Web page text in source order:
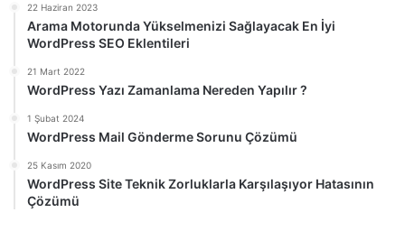
22 Haziran 2023
Arama Motorunda Yükselmenizi Sağlayacak En İyi
WordPress SEO Eklentileri
21 Mart 2022
WordPress Yazı Zamanlama Nereden Yapılır ?
1 Şubat 2024
WordPress Mail Gönderme Sorunu Çözümü
25 Kasım 2020
WordPress Site Teknik Zorluklarla Karşılaşıyor Hatasının
Çözümü